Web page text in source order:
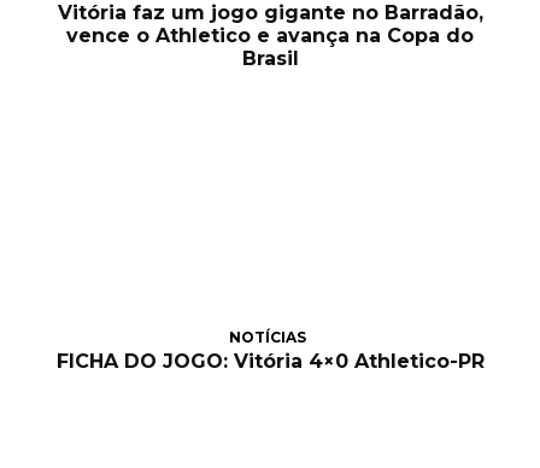
Vitória faz um jogo gigante no Barradão,
vence o Athletico e avança na Copa do
Brasil
NOTÍCIAS
FICHA DO JOGO: Vitória 4×0 Athletico-PR